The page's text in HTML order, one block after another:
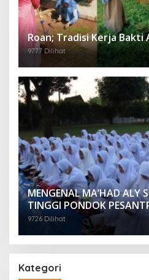
Roan; Tradisi Kerja Bakti
9777 Dilihat
MENGENAL MA’HAD ALY
TINGGI PONDOK
9726 Dilihat
Kategori